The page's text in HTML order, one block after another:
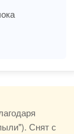
Снят с